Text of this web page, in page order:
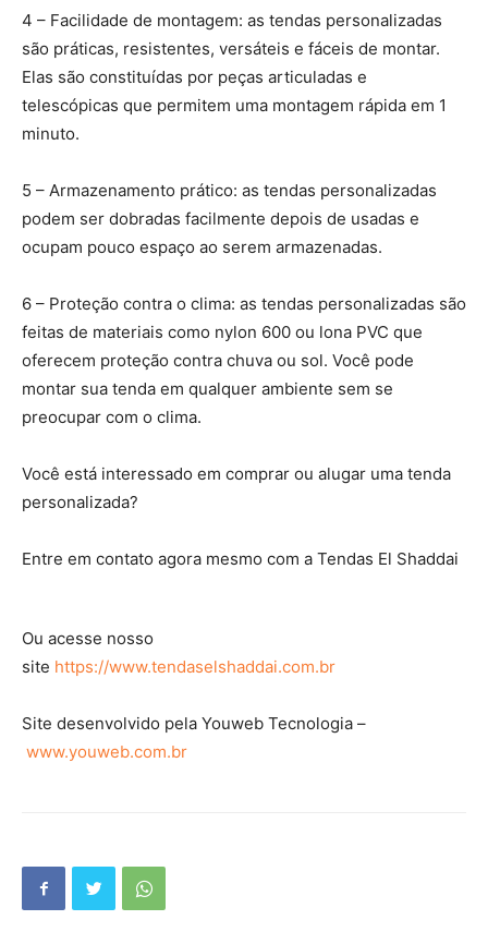
4 – Facilidade de montagem: as tendas personalizadas
são práticas, resistentes, versáteis e fáceis de montar.
Elas são constituídas por peças articuladas e
telescópicas que permitem uma montagem rápida em 1
minuto.
5 – Armazenamento prático: as tendas personalizadas
podem ser dobradas facilmente depois de usadas e
ocupam pouco espaço ao serem armazenadas.
6 – Proteção contra o clima: as tendas personalizadas são
feitas de materiais como nylon 600 ou lona PVC que
oferecem proteção contra chuva ou sol. Você pode
montar sua tenda em qualquer ambiente sem se
preocupar com o clima.
Você está interessado em comprar ou alugar uma tenda
personalizada?
Entre em contato agora mesmo com a Tendas El Shaddai
Ou acesse nosso
site https://www.tendaselshaddai.com.br
Site desenvolvido pela Youweb Tecnologia –
www.youweb.com.br